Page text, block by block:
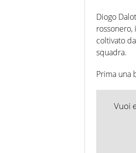
Diogo
coltivato
squadra.
Prima una
Vuoi